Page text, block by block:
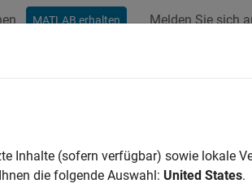
MATLAB erhalten Melden Sie sich
How useful
Inhalte (sofern verfügbar) sowie lokale
die folgende Auswahl: United States.